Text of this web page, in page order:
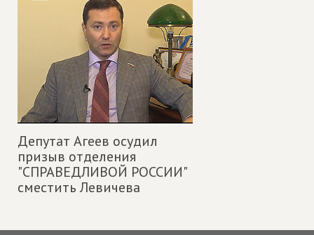
Депутат Агеев осудил
призыв отделения
"СПРАВЕДЛИВОЙ РОССИИ"
сместить Левичева